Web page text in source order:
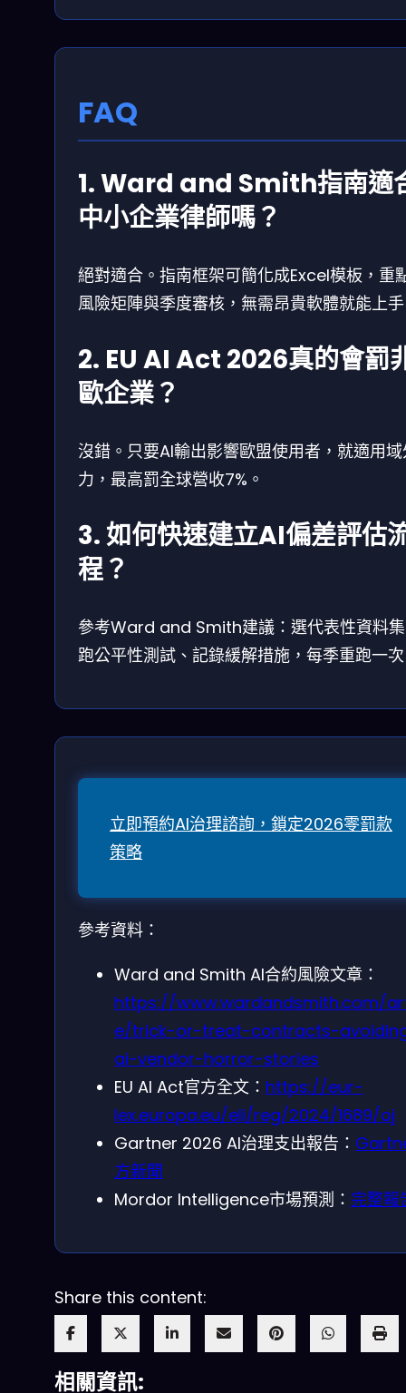
FAQ
1. Ward and Smith指南適
中小企業律師嗎？
絕對適合。指南框架可簡化成Excel模板，重
風險矩陣與季度審核，無需昂貴軟體就能上
2. EU AI Act 2026真的會罰
歐企業？
沒錯。只要AI輸出影響歐盟使用者，就適用
力，最高罰全球營收7%。
3. 如何快速建立AI偏差評估
程？
參考Ward and Smith建議：選代表性資料
跑公平性測試、記錄緩解措施，每季重跑一
立即預約AI治理諮詢，鎖定2026零罰款
策略
參考資料：
Ward and Smith AI合約風險文章：
https://www.wardandsmith.com/
e/trick-or-treat-contracts-
ai-vendor-horror-stories
EU AI Act官方全文： https://eur-
lex.europa.eu/eli/reg/2024/1689/oj
Gartner 2026 AI治理支出報告：
方新聞
Mordor Intelligence市場預測： 完整報
Share this content:
相關資訊: